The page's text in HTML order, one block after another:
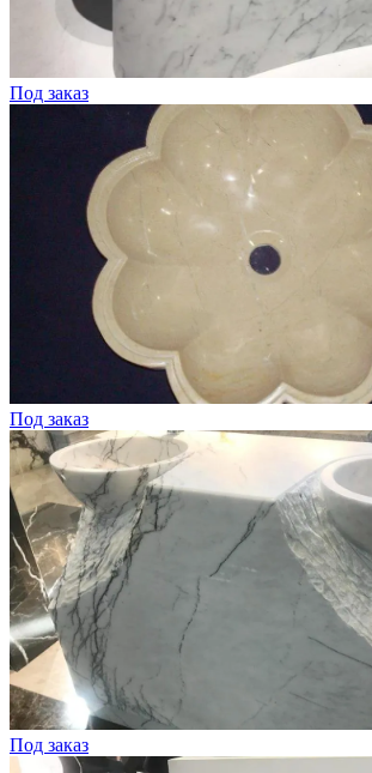
Под заказ
Под заказ
Под заказ